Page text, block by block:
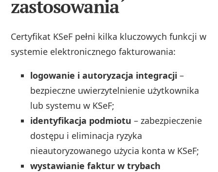
zastosowania
Certyfikat KSeF pełni kilka kluczowych funkcji w
systemie elektronicznego fakturowania:
logowanie i autoryzacja integracji –
bezpieczne uwierzytelnienie użytkownika
lub systemu w KSeF;
identyfikacja podmiotu – zabezpieczenie
dostępu i eliminacja ryzyka
nieautoryzowanego użycia konta w KSeF;
wystawianie faktur w trybach